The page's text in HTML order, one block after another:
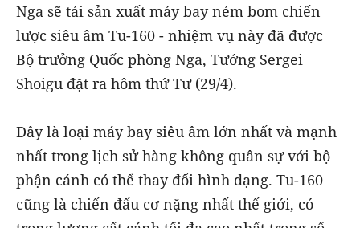
Nga sẽ tái sản xuất máy bay ném bom chiến
lược siêu âm Tu-160 - nhiệm vụ này đã được
Bộ trưởng Quốc phòng Nga, Tướng Sergei
Shoigu đặt ra hôm thứ Tư (29/4).
Đây là loại máy bay siêu âm lớn nhất và mạnh
nhất trong lịch sử hàng không quân sự với bộ
phận cánh có thể thay đổi hình dạng. Tu-160
cũng là chiến đấu cơ nặng nhất thế giới, có